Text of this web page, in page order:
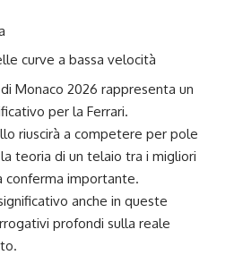
curve a bassa velocità
Monaco 2026 rappresenta un
per la Ferrari.
riuscirà a competere per pole
teoria di un telaio tra i migliori
importante.
anche in queste
profondi sulla reale